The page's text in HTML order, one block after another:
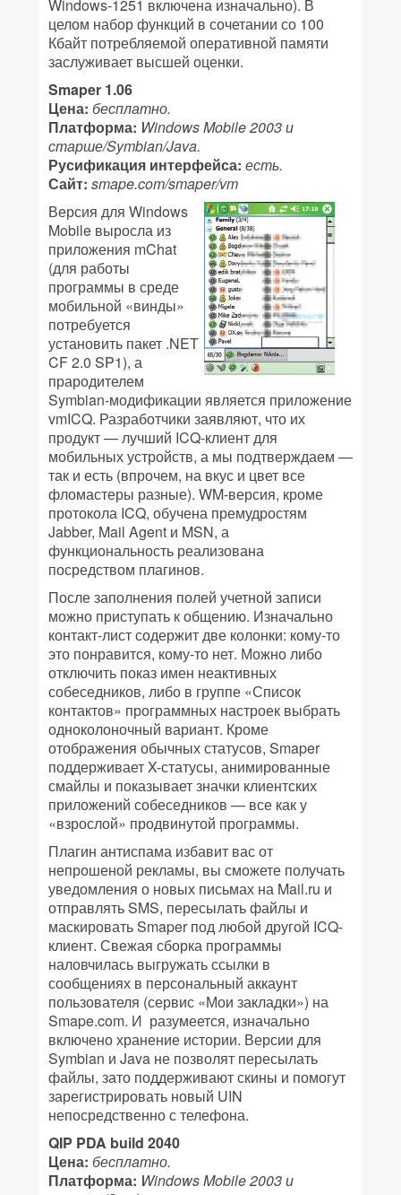
Windows-1251 включена изначально). В
целом набор функций в сочетании со 100
Кбайт потребляемой оперативной памяти
заслуживает высшей оценки.
Smaper 1.06
Цена: бесплатно.
Платформа: Windows Mobile 2003 и
старше/Symbian/Java.
Русификация интерфейса: есть.
Сайт: smape.com/smaper/vm
Версия для Windows
Mobile выросла из
приложения mChat
(для работы
программы в среде
мобильной «винды»
потребуется
установить пакет .NET
CF 2.0 SP1), а
прародителем
Symbian-модификации является приложение
vmICQ. Разработчики заявляют, что их
продукт — лучший ICQ-клиент для
мобильных устройств, а мы подтверждаем —
так и есть (впрочем, на вкус и цвет все
фломастеры разные). WM-версия, кроме
протокола ICQ, обучена премудростям
Jabber, Mail Agent и MSN, а
функциональность реализована
посредством плагинов.
После заполнения полей учетной записи
можно приступать к общению. Изначально
контакт-лист содержит две колонки: кому-то
это понравится, кому-то нет. Можно либо
отключить показ имен неактивных
собеседников, либо в группе «Список
контактов» программных настроек выбрать
одноколоночный вариант. Кроме
отображения обычных статусов, Smaper
поддерживает X-статусы, анимированные
смайлы и показывает значки клиентских
приложений собеседников — все как у
«взрослой» продвинутой программы.
Плагин антиспама избавит вас от
непрошеной рекламы, вы сможете получать
уведомления о новых письмах на Mail.ru и
отправлять SMS, пересылать файлы и
маскировать Smaper под любой другой ICQ-
клиент. Свежая сборка программы
наловчилась выгружать ссылки в
сообщениях в персональный аккаунт
пользователя (сервис «Мои закладки») на
Smape.com. И разумеется, изначально
включено хранение истории. Версии для
Symbian и Java не позволят пересылать
файлы, зато поддерживают скины и помогут
зарегистрировать новый UIN
непосредственно с телефона.
QIP PDA build 2040
Цена: бесплатно.
Платформа: Windows Mobile 2003 и